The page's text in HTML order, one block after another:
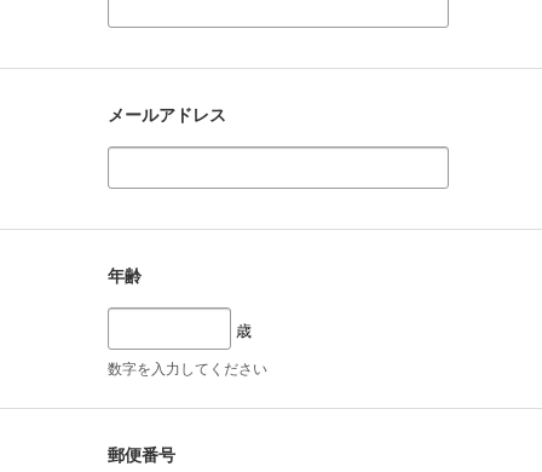
メールアドレス
年齢
歳
数字を入力してください
郵便番号